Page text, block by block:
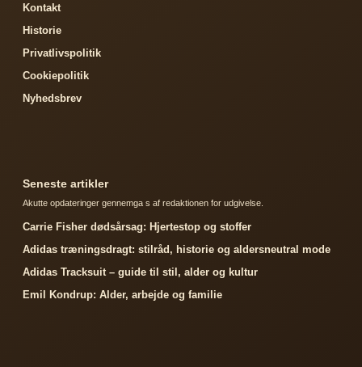
Kontakt
Historie
Privatlivspolitik
Cookiepolitik
Nyhedsbrev
Seneste artikler
Akutte opdateringer gennemga s af redaktionen for udgivelse.
Carrie Fisher dødsårsag: Hjertestop og stoffer
Adidas træningsdragt: stilråd, historie og aldersneutral mode
Adidas Tracksuit – guide til stil, alder og kultur
Emil Kondrup: Alder, arbejde og familie